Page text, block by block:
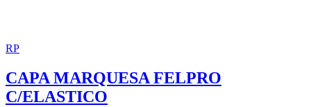
RP
CAPA MARQUESA FELPRO
C/ELASTICO